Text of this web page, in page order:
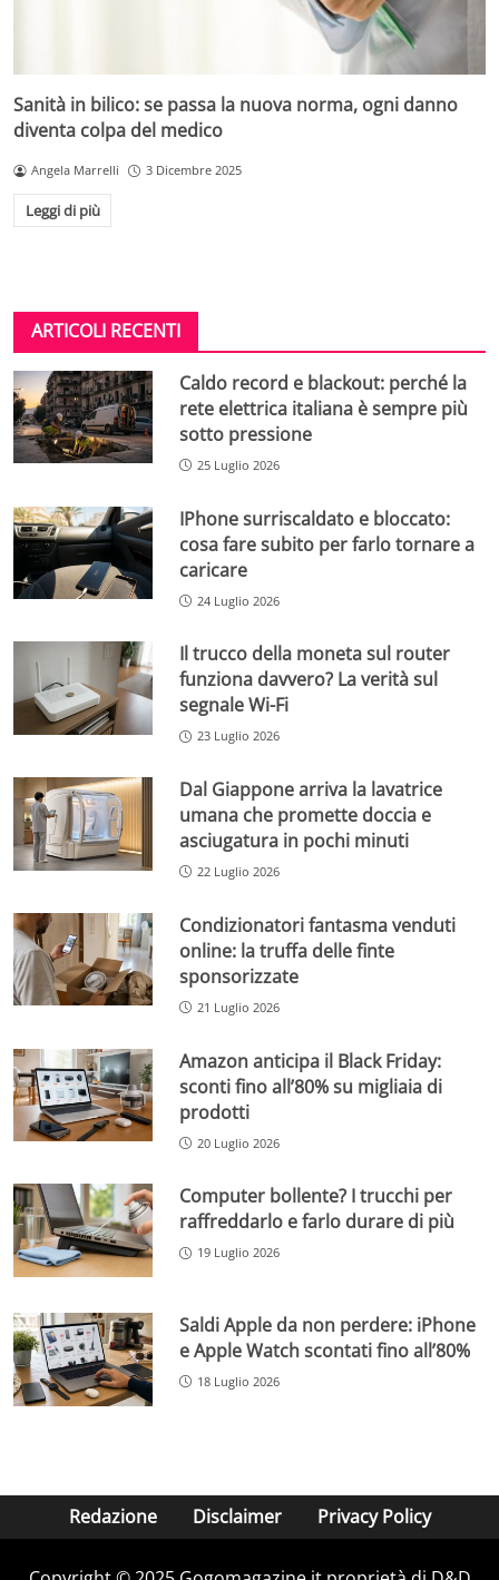
Sanità in bilico: se passa la nuova norma, ogni danno
diventa colpa del medico
Angela Marrelli 3 Dicembre 2025
Leggi di più
ARTICOLI RECENTI
Caldo record e blackout: perché la
rete elettrica italiana è sempre più
sotto pressione
25 Luglio 2026
IPhone surriscaldato e bloccato:
cosa fare subito per farlo tornare a
caricare
24 Luglio 2026
Il trucco della moneta sul router
funziona davvero? La verità sul
segnale Wi-Fi
23 Luglio 2026
Dal Giappone arriva la lavatrice
umana che promette doccia e
asciugatura in pochi minuti
22 Luglio 2026
Condizionatori fantasma venduti
online: la truffa delle finte
sponsorizzate
21 Luglio 2026
Amazon anticipa il Black Friday:
sconti fino all’80% su migliaia di
prodotti
20 Luglio 2026
Computer bollente? I trucchi per
raffreddarlo e farlo durare di più
19 Luglio 2026
Saldi Apple da non perdere: iPhone
e Apple Watch scontati fino all’80%
18 Luglio 2026
Redazione Disclaimer Privacy Policy